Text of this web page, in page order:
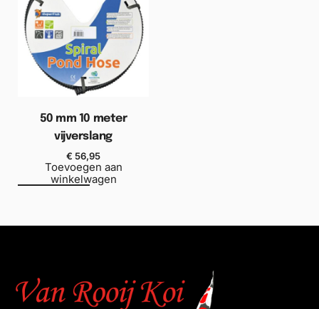
50 mm 10 meter
vijverslang
€ 56,95
Toevoegen aan
winkelwagen